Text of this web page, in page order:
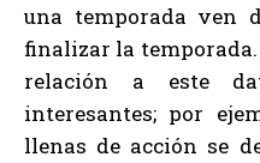
una temporada ven
finalizar la
relación a este
interesantes; por
llenas de acción se